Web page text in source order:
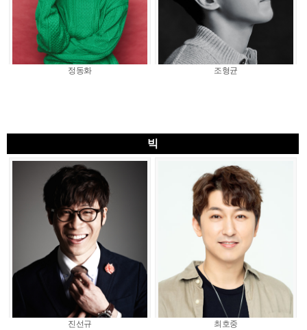
정동화 조형균
빅
진선규 최호중